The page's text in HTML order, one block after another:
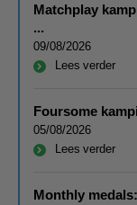
Matchplay
...
09/08/2026
Lees verder
Foursome
05/08/2026
Lees verder
Monthly